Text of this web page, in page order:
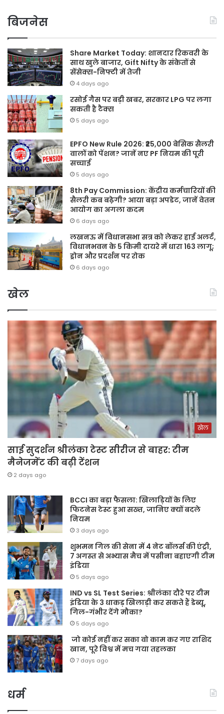
बिजनेस
Share Market Today: शानदार रिकवरी के
साथ खुले बाजार, Gift Nifty के संकेतों से
सेंसेक्स-निफ्टी में तेजी
4 days ago
रसोई गैस पर बड़ी खबर, सरकार LPG पर लगा
सकती है टैक्स
5 days ago
EPFO New Rule 2026: ₹25,000 बेसिक सैलरी
वालों को पेंशन? जानें नए PF नियम की पूरी
सच्चाई
5 days ago
8th Pay Commission: केंद्रीय कर्मचारियों की
सैलरी कब बढ़ेगी? आया बड़ा अपडेट, जानें वेतन
आयोग का अगला कदम
6 days ago
लखनऊ में विधानसभा सत्र को लेकर हाई अलर्ट,
विधानभवन के 5 किमी दायरे में धारा 163 लागू;
ड्रोन और प्रदर्शन पर रोक
6 days ago
खेल
खेल
साई सुदर्शन श्रीलंका टेस्ट सीरीज से बाहर: टीम
मैनेजमेंट की बढ़ी टेंशन
2 days ago
BCCI का बड़ा फैसला: खिलाड़ियों के लिए
फिटनेस टेस्ट हुआ सख्त, जानिए क्यों बदले
नियम
3 days ago
शुभमन गिल की सेना में 4 नेट बॉलर्स की एंट्री,
7 अगस्त से अभ्यास मैच में पसीना बहाएगी टीम
इंडिया
5 days ago
IND vs SL Test Series: श्रीलंका दौरे पर टीम
इंडिया के 3 धाकड़ खिलाड़ी कर सकते हैं डेब्यू,
गिल-गंभीर देंगे मौका?
5 days ago
जो कोई नहीं कर सका वो काम कर गए राशिद
खान, पूरे विश्व में मच गया तहलका
7 days ago
धर्म